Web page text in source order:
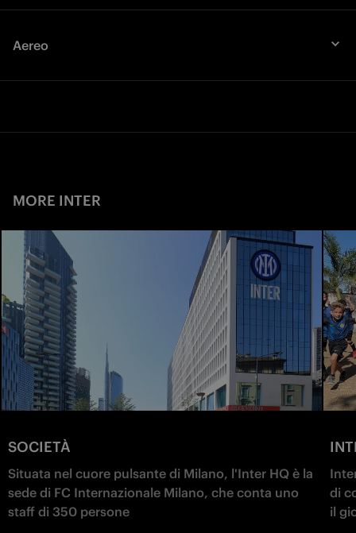
Aereo
MORE INTER
SOCIETÀ
Situata nel cuore pulsante di Milano, l'Inter HQ è la
sede di FC Internazionale Milano, che conta uno
staff di 350 persone
di
il